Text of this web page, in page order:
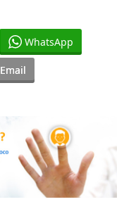
WhatsApp
Email